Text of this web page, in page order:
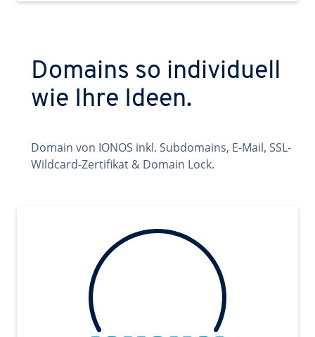
Domains so individuell
wie Ihre Ideen.
Domain von IONOS inkl. Subdomains, E-Mail, SSL-
Wildcard-Zertifikat & Domain Lock.